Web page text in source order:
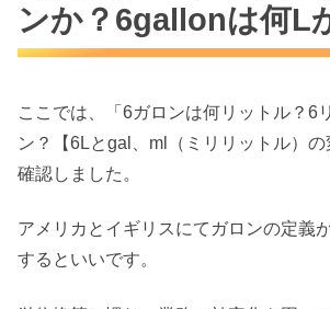
ンか？6gallonは何L
ここでは、「6ガロンは何リットル？6
ン？【6Lとgal、ml（ミリリットル）
確認しました。
アメリカとイギリスにてガロンの定義
するといいです。